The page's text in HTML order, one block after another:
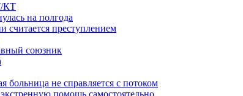
КТ
на полгода
считается преступлением
союзник
больница не справляется с потоком
помощь самостоятельно